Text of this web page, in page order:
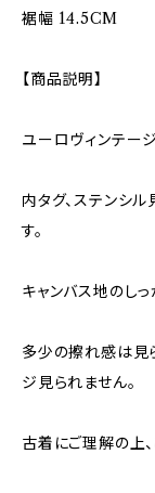
裾幅 14.5CM
【商品説明】
ユーロヴィンテー
内タグ、ステンシ
す。
キャンバス地のし
多少の擦れ感は見
ジ見られません。
古着にご理解の上